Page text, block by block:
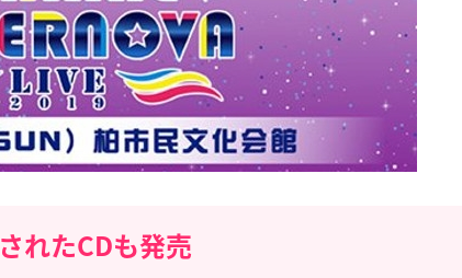
れたCDも発売